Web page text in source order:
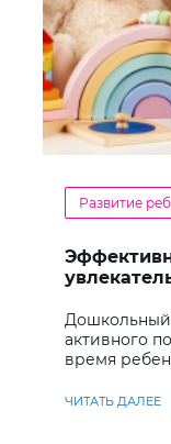
Развитие
Дошкольный
активного
время
ЧИТАТЬ ДАЛЕЕ